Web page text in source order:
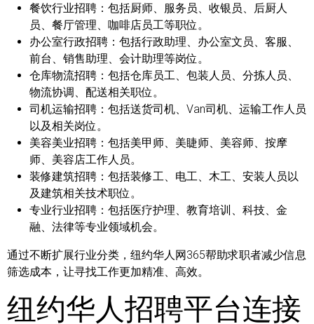
餐饮行业招聘： 包括厨师、服务员、收银员、后厨人
员、餐厅管理、咖啡店员工等职位。
办公室行政招聘： 包括行政助理、办公室文员、客服、
前台、销售助理、会计助理等岗位。
仓库物流招聘： 包括仓库员工、包装人员、分拣人员、
物流协调、配送相关职位。
司机运输招聘： 包括送货司机、Van司机、运输工作人员
以及相关岗位。
美容美业招聘： 包括美甲师、美睫师、美容师、按摩
师、美容店工作人员。
装修建筑招聘： 包括装修工、电工、木工、安装人员以
及建筑相关技术职位。
专业行业招聘： 包括医疗护理、教育培训、科技、金
融、法律等专业领域机会。
通过不断扩展行业分类，纽约华人网365帮助求职者减少信息
筛选成本，让寻找工作更加精准、高效。
纽约华人招聘平台连接